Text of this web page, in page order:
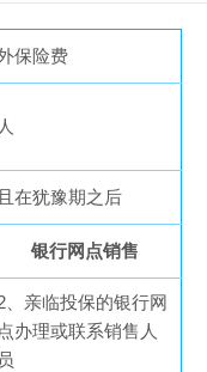
保险费
在犹豫期之后
银行网点销售
、亲临投保的银行网
点办理或联系销售人
员